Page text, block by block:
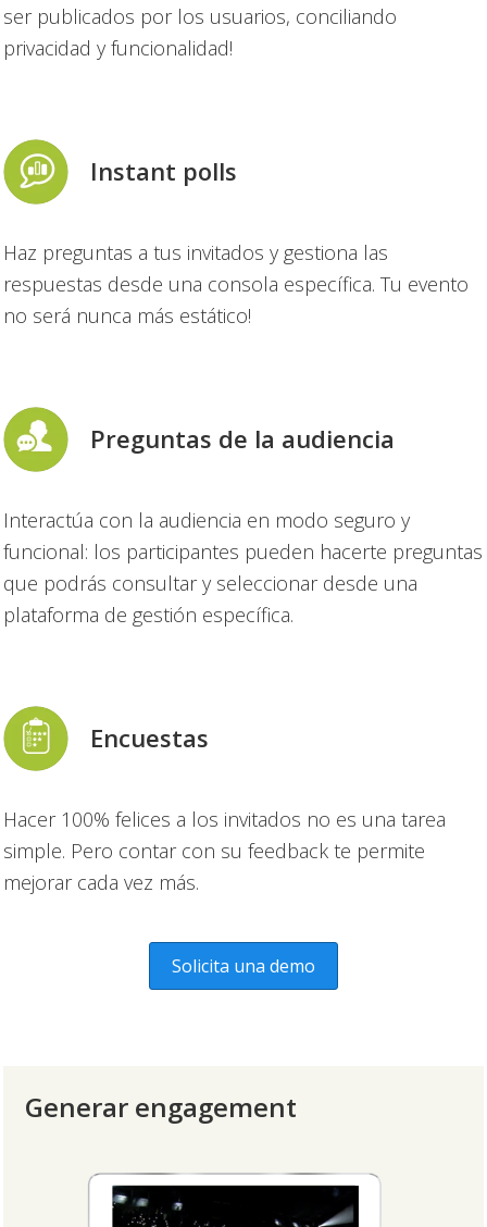
ser publicados por los usuarios, conciliando
privacidad y funcionalidad!
Instant polls
Haz preguntas a tus invitados y gestiona las
respuestas desde una consola específica. Tu evento
no será nunca más estático!
Preguntas de la audiencia
Interactúa con la audiencia en modo seguro y
funcional: los participantes pueden hacerte preguntas
que podrás consultar y seleccionar desde una
plataforma de gestión específica.
Encuestas
Hacer 100% felices a los invitados no es una tarea
simple. Pero contar con su feedback te permite
mejorar cada vez más.
Solicita una demo
Generar engagement